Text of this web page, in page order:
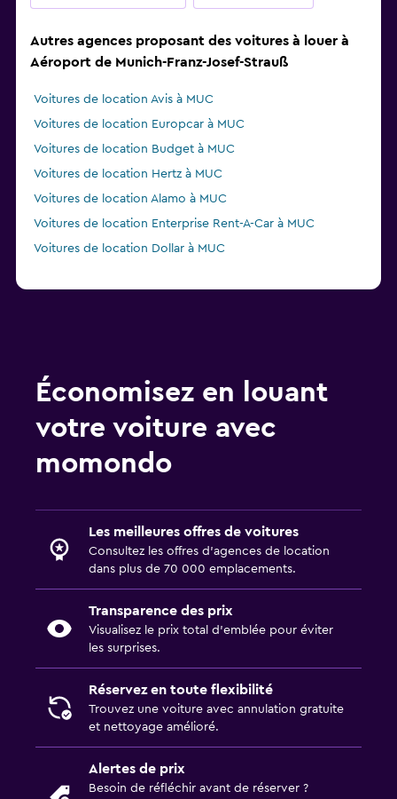
Autres agences proposant des voitures à louer à
Aéroport de Munich-Franz-Josef-Strauß
Voitures de location Avis à MUC
Voitures de location Europcar à MUC
Voitures de location Budget à MUC
Voitures de location Hertz à MUC
Voitures de location Alamo à MUC
Voitures de location Enterprise Rent-A-Car à MUC
Voitures de location Dollar à MUC
Économisez en louant
votre voiture avec
momondo
Les meilleures offres de voitures
Consultez les offres d’agences de location
dans plus de 70 000 emplacements.
Transparence des prix
Visualisez le prix total d’emblée pour éviter
les surprises.
Réservez en toute flexibilité
Trouvez une voiture avec annulation gratuite
et nettoyage amélioré.
Alertes de prix
Besoin de réfléchir avant de réserver ?